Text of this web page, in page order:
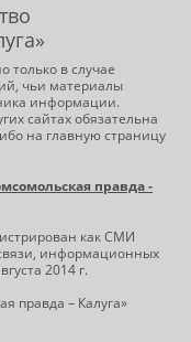
только в случае
чьи материалы
информации.
сайтах обязательна
на главную страницу
правда -
как СМИ
информационных
2014 г.
правда – Калуга»